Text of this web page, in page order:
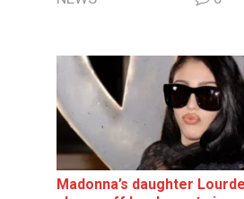
Madonna’s daughter